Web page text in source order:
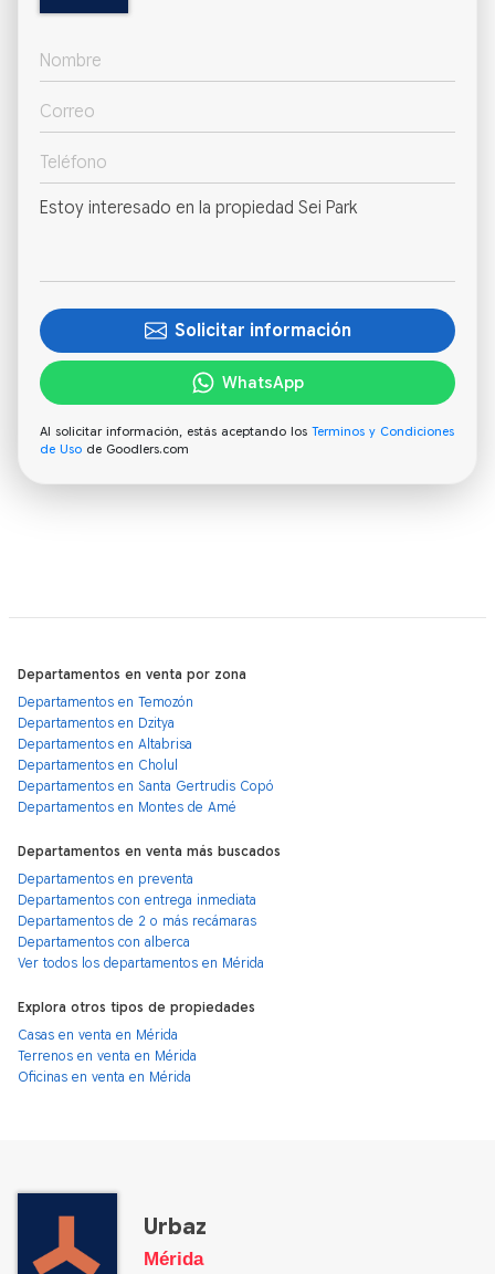
Solicitar información
WhatsApp
Al solicitar información, estás aceptando los Terminos y Condiciones
de Uso de Goodlers.com
Departamentos en venta por zona
Departamentos en Temozón
Departamentos en Dzitya
Departamentos en Altabrisa
Departamentos en Cholul
Departamentos en Santa Gertrudis Copó
Departamentos en Montes de Amé
Departamentos en venta más buscados
Departamentos en preventa
Departamentos con entrega inmediata
Departamentos de 2 o más recámaras
Departamentos con alberca
Ver todos los departamentos en Mérida
Explora otros tipos de propiedades
Casas en venta en Mérida
Terrenos en venta en Mérida
Oficinas en venta en Mérida
Urbaz
Mérida